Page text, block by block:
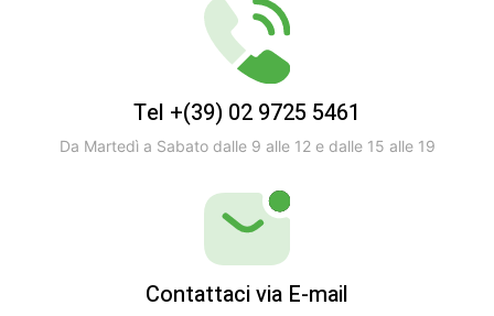
Tel +(39) 02 9725 5461
Da Martedì a Sabato dalle 9 alle 12 e dalle 15 alle 19
Contattaci via E-mail